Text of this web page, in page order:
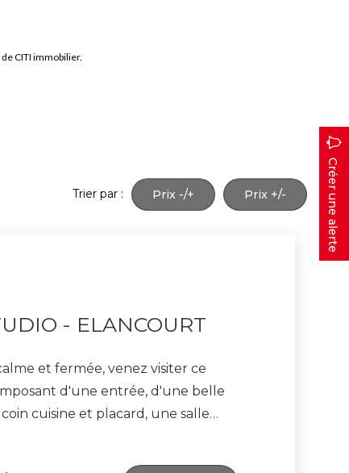
CITI immobilier.
Créer une alerte
Trier par : Prix -/+ Prix +/-
- ELANCOURT
et fermée, venez visiter ce
d'une entrée, d'une belle
cuisine et placard, une salle